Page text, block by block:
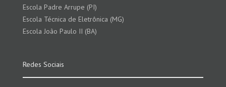
Escola Padre Arrupe (PI)
Escola Técnica de Eletrônica (MG)
Escola João Paulo II (BA)
Redes Sociais